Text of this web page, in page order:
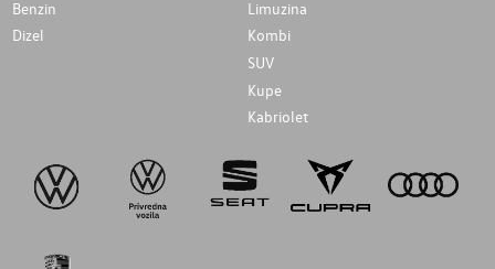
Benzin
Dizel
Limuzina
Kombi
SUV
Kupe
Kabriolet